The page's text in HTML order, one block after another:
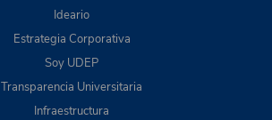
Ideario
Estrategia Corporativa
Soy UDEP
Transparencia Universitaria
Infraestructura